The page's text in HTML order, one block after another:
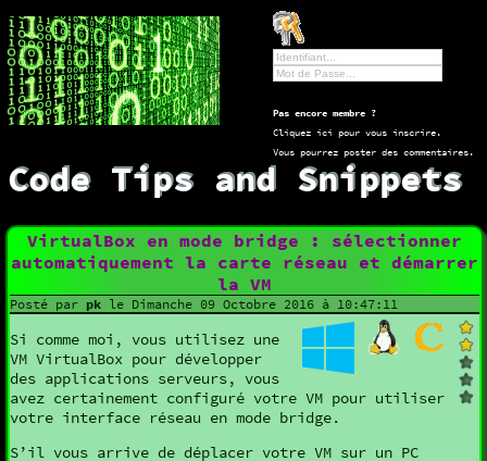
Code Tips and Snippets
Pas encore membre ?
Cliquez ici pour vous inscrire.
Vous pourrez poster des commentaires.
VirtualBox en mode bridge : sélectionner
automatiquement la carte réseau et démarrer
la VM
Posté par pk le Dimanche 09 Octobre 2016 à 10:47:11
Si comme moi, vous utilisez une
VM VirtualBox pour développer
des applications serveurs, vous
avez certainement configuré votre VM pour utiliser
votre interface réseau en mode bridge.
S’il vous arrive de déplacer votre VM sur un PC